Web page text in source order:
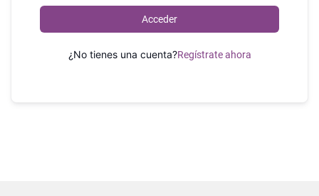
Acceder
¿No tienes una cuenta?Regístrate ahora